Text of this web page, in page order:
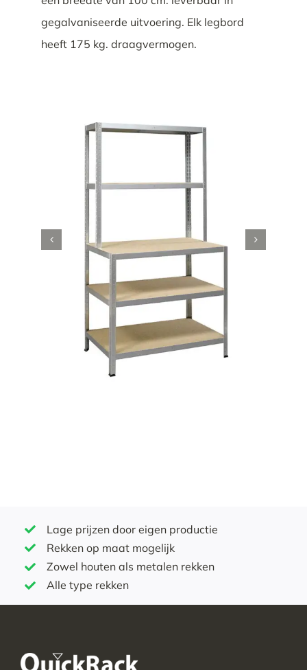
gegalvaniseerde uitvoering. Elk legbord
heeft 175 kg. draagvermogen.
Lage prijzen door eigen productie
Rekken op maat mogelijk
Zowel houten als metalen rekken
Alle type rekken